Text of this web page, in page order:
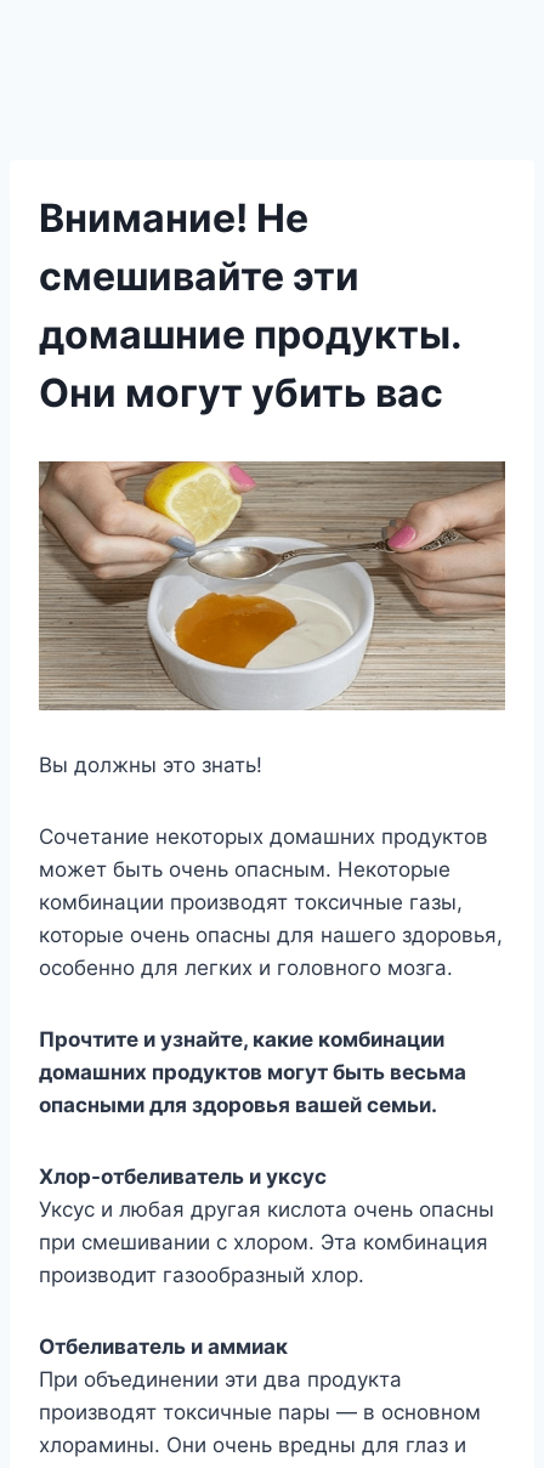
Внимание! Не
смешивайте эти
домашние продукты.
Они могут убить вас
Вы должны это знать!
Сочетание некоторых домашних продуктов
может быть очень опасным. Некоторые
комбинации производят токсичные газы,
которые очень опасны для нашего здоровья,
особенно для легких и головного мозга.
Прочтите и узнайте, какие комбинации
домашних продуктов могут быть весьма
опасными для здоровья вашей семьи.
Хлор-отбеливатель и уксус
Уксус и любая другая кислота очень опасны
при смешивании с хлором. Эта комбинация
производит газообразный хлор.
Отбеливатель и аммиак
При объединении эти два продукта
производят токсичные пары — в основном
хлорамины. Они очень вредны для глаз и